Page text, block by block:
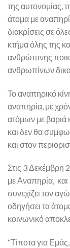
της αυτονομίας,
άτομα με
διακρίσεις σε
κτήμα όλης της
ανθρώπινης
ανθρωπίνων
Το αναπηρικό
αναπηρία, με
ατόμων με βαριά
και δεν θα
και στον
Στις 3 Δεκέμβρη
με Αναπηρία,
συνεχίζει τον
οδηγήσει τα
κοινωνικό
“Τίποτα για